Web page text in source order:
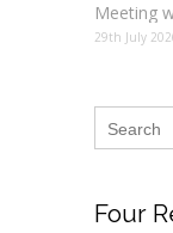
Meeting
29th July
Search
Four